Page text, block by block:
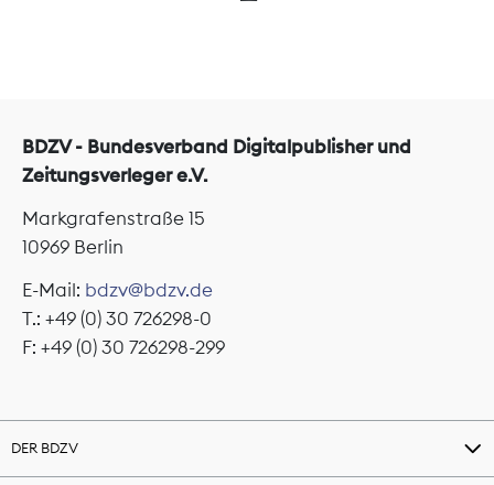
BDZV - Bundesverband Digitalpublisher und
Zeitungsverleger e.V.
Markgrafenstraße 15
10969 Berlin
E-Mail: bdzv@bdzv.de
T.: +49 (0) 30 726298-0
F: +49 (0) 30 726298-299
DER BDZV